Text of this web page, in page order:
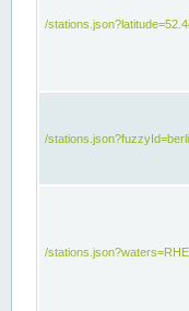
/
/
/